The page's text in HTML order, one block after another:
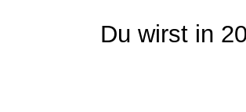
Du wirst in